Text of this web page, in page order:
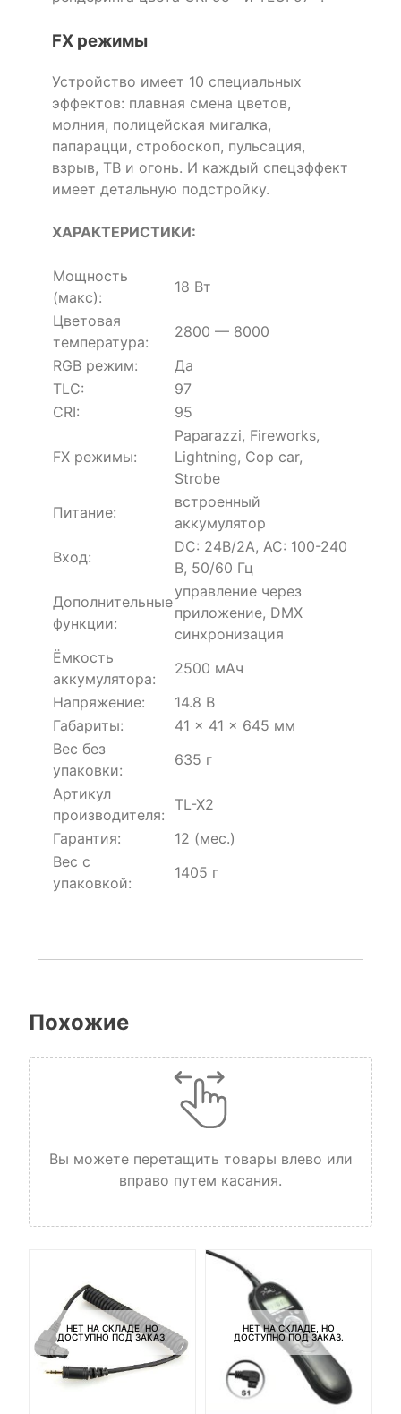
FX режимы
Устройство имеет 10 специальных
эффектов: плавная смена цветов,
молния, полицейская мигалка,
папарацци, стробоскоп, пульсация,
взрыв, ТВ и огонь. И каждый спецэффект
имеет детальную подстройку.
ХАРАКТЕРИСТИКИ:
Мощность
(макс):
18 Вт
Цветовая
температура:
2800 — 8000
RGB режим:
Да
TLC:
97
CRI:
95
FX режимы:
Paparazzi, Fireworks,
Lightning, Cop car,
Strobe
Питание:
встроенный
аккумулятор
Вход:
DC: 24В/2А, AC: 100-240
В, 50/60 Гц
Дополнительные
функции:
управление через
приложение, DMX
синхронизация
Ёмкость
аккумулятора:
2500 мАч
Напряжение:
14.8 В
Габариты:
41 × 41 × 645 мм
Вес без
упаковки:
635 г
Артикул
производителя:
TL-X2
Гарантия:
12 (мес.)
Вес с
упаковкой:
1405 г
Похожие
Вы можете перетащить товары влево или
вправо путем касания.
НЕТ НА СКЛАДЕ, НО
ДОСТУПНО ПОД ЗАКАЗ.
НЕТ НА СКЛАДЕ, НО
ДОСТУПНО ПОД ЗАКАЗ.